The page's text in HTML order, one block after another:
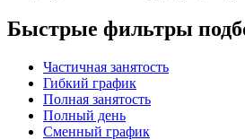
Быстрые фильтры
Частичная занятость
Гибкий график
Полная занятость
Полный день
Сменный график